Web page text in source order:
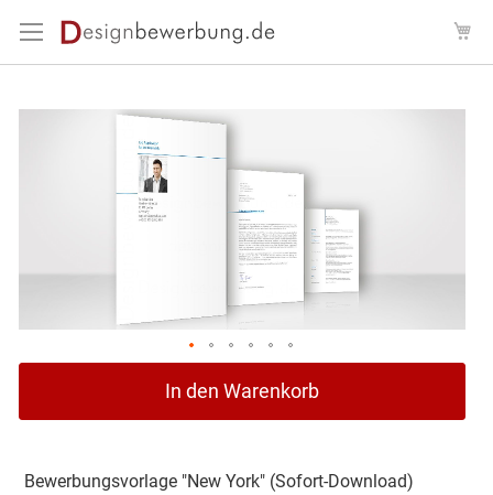
Inhalt
der
In den Warenkorb
Bewerbungsvorlage "New York" (Sofort-Download)